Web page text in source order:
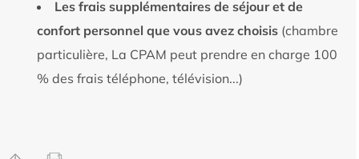
Les frais supplémentaires de séjour et de
confort personnel que vous avez choisis (chambre
particulière, La CPAM peut prendre en charge 100
% des frais téléphone, télévision...)